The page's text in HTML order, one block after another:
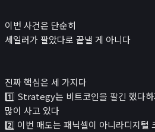
이번 사건은 단순히
세일러가 팔았다로 끝낼 게 아니다
진짜 핵심은 세 가지다
1️⃣ Strategy는 비트코인을 팔긴 했다하
많이 사고 있다
2️⃣ 이번 매도는 패닉셀이 아니라디지털